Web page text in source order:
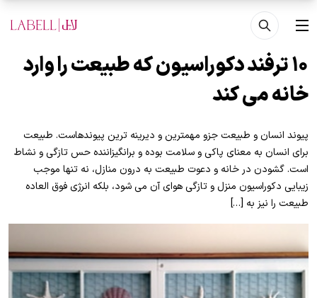
رفتن به محتوای اصلی
منو
۱۰ ترفند دکوراسیون که طبیعت را وارد
خانه می کند
پیوند انسان و طبیعت جزو مهمترین و دیرینه ترین پیوندهاست. طبیعت
برای انسان به معنای پاکی و سلامت بوده و برانگیزاننده حس تازگی و نشاط
است. گشودن در خانه و دعوت طبیعت به درون منازل، نه تنها موجب
زیبایی دکوراسیون منزل و تازگی هوای آن می شود، بلکه انرژی فوق العاده
طبیعت را نیز به […]